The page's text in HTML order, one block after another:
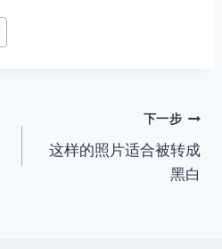
下一步
这样的照片适合被转成
黑白